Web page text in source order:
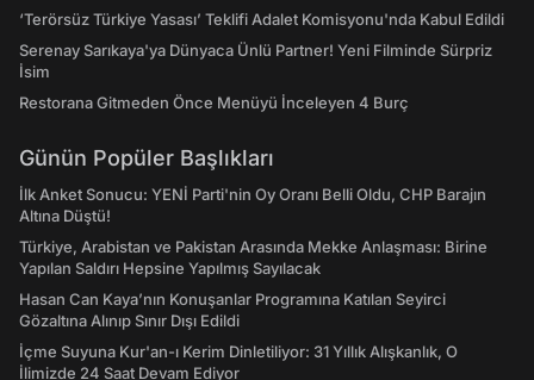
‘Terörsüz Türkiye Yasası’ Teklifi Adalet Komisyonu'nda Kabul Edildi
Serenay Sarıkaya'ya Dünyaca Ünlü Partner! Yeni Filminde Sürpriz
İsim
Restorana Gitmeden Önce Menüyü İnceleyen 4 Burç
Günün Popüler Başlıkları
İlk Anket Sonucu: YENİ Parti'nin Oy Oranı Belli Oldu, CHP Barajın
Altına Düştü!
Türkiye, Arabistan ve Pakistan Arasında Mekke Anlaşması: Birine
Yapılan Saldırı Hepsine Yapılmış Sayılacak
Hasan Can Kaya’nın Konuşanlar Programına Katılan Seyirci
Gözaltına Alınıp Sınır Dışı Edildi
İçme Suyuna Kur'an-ı Kerim Dinletiliyor: 31 Yıllık Alışkanlık, O
İlimizde 24 Saat Devam Ediyor